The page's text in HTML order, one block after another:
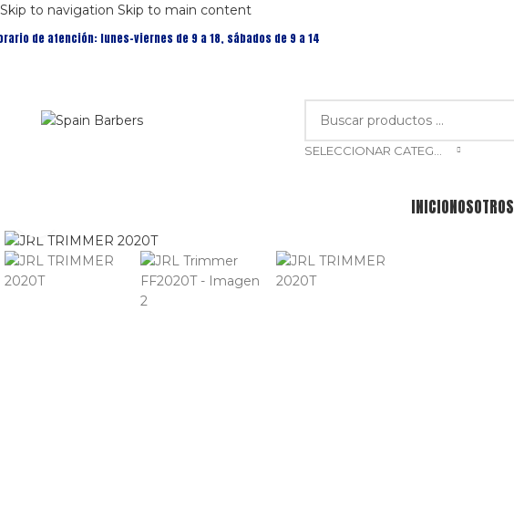
Skip to navigation Skip to main content
de atención: lunes-viernes de 9 a 18, sábados de 9 a 14
INICIONOSOTROS